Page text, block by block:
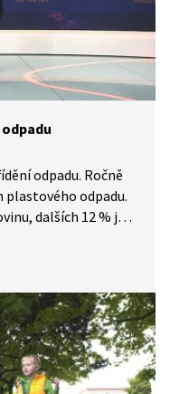
odpadu. Ročně
plastového odpadu.
dalších 12 % je